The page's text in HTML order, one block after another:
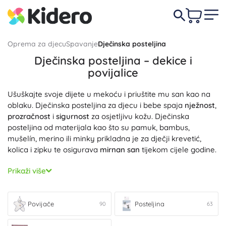
Oprema za djecuSpavanjeDječinska posteljina
Dječinska posteljina – dekice i
povijalice
Ušuškajte svoje dijete u mekoću i priuštite mu san kao na
oblaku. Dječinska posteljina za djecu i bebe spaja nježnost,
prozračnost i sigurnost za osjetljivu kožu. Dječinska
posteljina od materijala kao što su pamuk, bambus,
mušelín, merino ili minky prikladna je za dječji krevetić,
kolica i zipku te osigurava mirnan san tijekom cijele godine.
Za grijanje tijekom noći birajte iz
ljetnih i toplih zimskih; one su
osjećaj sigurnosti
mirno uspavljivanje
. Naglasak na
nježnim ispunama, sigurnom kopčanju i kvalitetnim
šavovima povećavaudobnost
Prikaži više
Povijače 90 Posteljina 63